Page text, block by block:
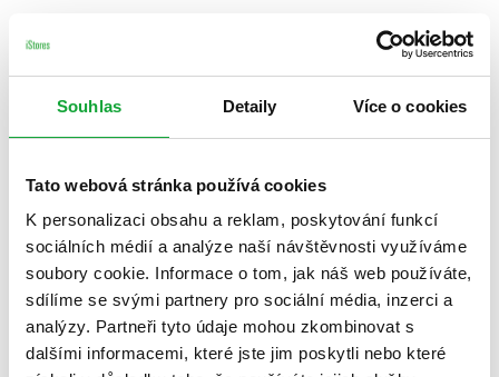
Souhlas Detaily Více o cookies
Tato webová stránka používá cookies
K personalizaci obsahu a reklam, poskytování funkcí
sociálních médií a analýze naší návštěvnosti využíváme
soubory cookie. Informace o tom, jak náš web používáte,
sdílíme se svými partnery pro sociální média, inzerci a
analýzy. Partneři tyto údaje mohou zkombinovat s
dalšími informacemi, které jste jim poskytli nebo které